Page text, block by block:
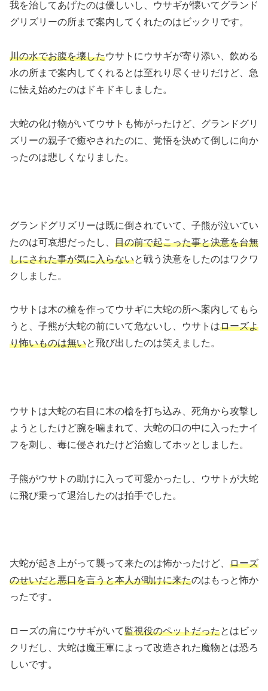
我を治してあげたのは優しいし、ウサギが懐いてグランド
グリズリーの所まで案内してくれたのはビックリです。
川の水でお腹を壊したウサトにウサギが寄り添い、飲める
水の所まで案内してくれるとは至れり尽くせりだけど、急
に怯え始めたのはドキドキしました。
大蛇の化け物がいてウサトも怖がったけど、グランドグリ
ズリーの親子で癒やされたのに、覚悟を決めて倒しに向か
ったのは悲しくなりました。
グランドグリズリーは既に倒されていて、子熊が泣いてい
たのは可哀想だったし、 目の前で起こった事と決意を台無
しにされた事が気に入らないと戦う決意をしたのはワクワ
クしました。
ウサトは木の槍を作ってウサギに大蛇の所へ案内してもら
うと、子熊が大蛇の前にいて危ないし、ウサトはローズよ
り怖いものは無いと飛び出したのは笑えました。
ウサトは大蛇の右目に木の槍を打ち込み、死角から攻撃し
ようとしたけど腕を噛まれて、大蛇の口の中に入ったナイ
フを刺し、毒に侵されたけど治癒してホッとしました。
子熊がウサトの助けに入って可愛かったし、ウサトが大蛇
に飛び乗って退治したのは拍手でした。
大蛇が起き上がって襲って来たのは怖かったけど、 ローズ
のせいだと悪口を言うと本人が助けに来たのはもっと怖か
ったです。
ローズの肩にウサギがいて監視役のペットだったとはビッ
クリだし、大蛇は魔王軍によって改造された魔物とは恐ろ
しいです。